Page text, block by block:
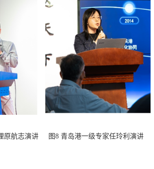
演讲 图8 青岛港一级专家任玲利演讲 图9